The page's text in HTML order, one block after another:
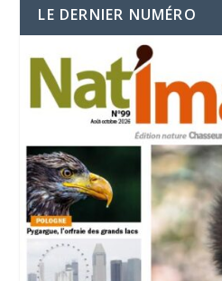
LE DERNIER NUMÉRO